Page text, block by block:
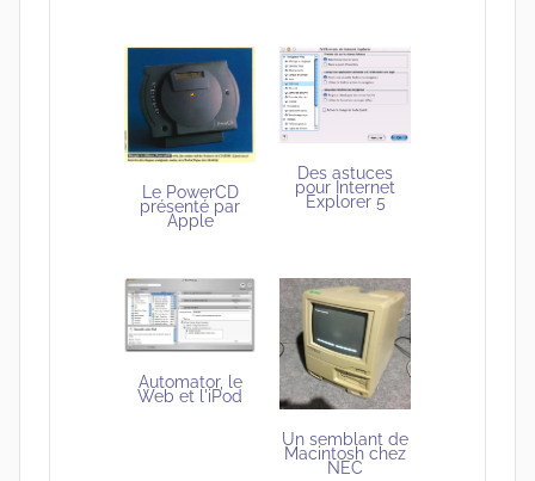
Le PowerCD
présenté par
Apple
Des astuces
pour Internet
Explorer 5
Automator, le
Web et l'iPod
Un semblant de
Macintosh chez
NEC